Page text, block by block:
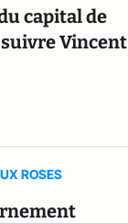
capital de
Vincent
ROSES